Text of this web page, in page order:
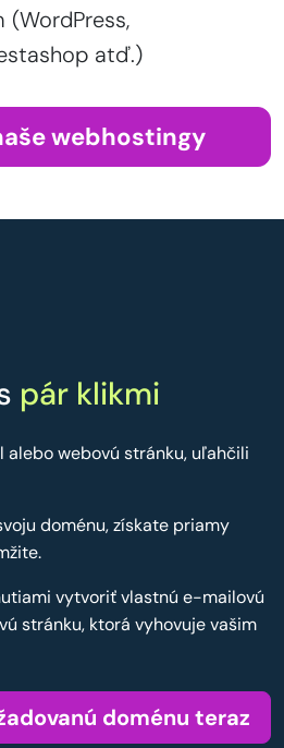
atď.)
webhostingy
pár klikmi
webovú stránku, uľahčili
doménu, získate priamy
vytvoriť vlastnú e-mailovú
stránku, ktorá vyhovuje vašim
doménu teraz